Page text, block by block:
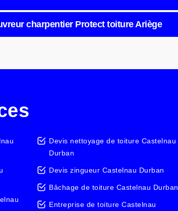
charpentier Protect toiture Ariège
Devis nettoyage de toiture Castelnau
Durban
Devis zingueur Castelnau Durban
Bâchage de toiture Castelnau Durban
Entreprise de toiture Castelnau